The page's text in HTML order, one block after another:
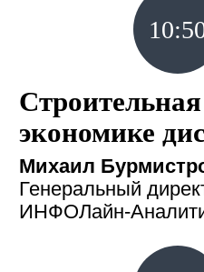
экономике
Михаил
Генеральный
ИНФОЛайн-